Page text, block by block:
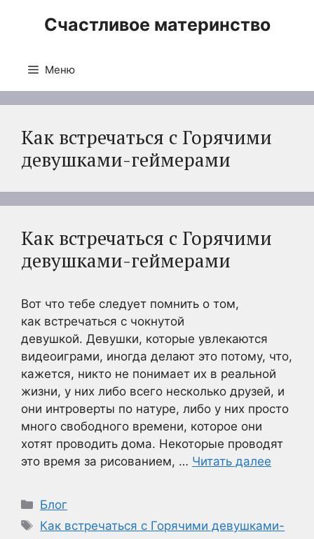
Счастливое материнство
Меню
Как встречаться с Горячими
девушками-геймерами
Как встречаться с Горячими
девушками-геймерами
Вот что тебе следует помнить о том,
как встречаться с чокнутой
девушкой. Девушки, которые увлекаются
видеоиграми, иногда делают это потому, что,
кажется, никто не понимает их в реальной
жизни, у них либо всего несколько друзей, и
они интроверты по натуре, либо у них просто
много свободного времени, которое они
хотят проводить дома. Некоторые проводят
это время за рисованием, … Читать далее
Рубрики
Блог
Метки
Как встречаться с Горячими девушками-